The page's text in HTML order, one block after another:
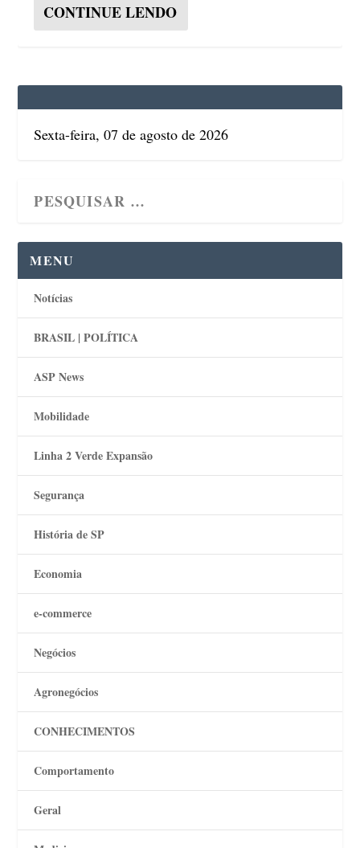
CONTINUE LENDO
Sexta-feira, 07 de agosto de 2026
MENU
Notícias
BRASIL | POLÍTICA
ASP News
Mobilidade
Linha 2 Verde Expansão
Segurança
História de SP
Economia
e-commerce
Negócios
Agronegócios
CONHECIMENTOS
Comportamento
Geral